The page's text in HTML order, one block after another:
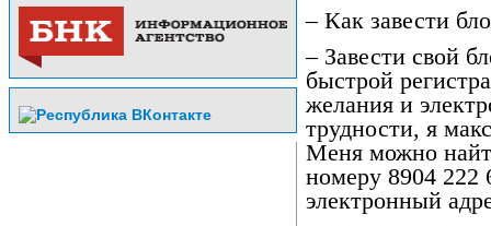
– Как завести
– Завести свой
быстрой
желания и
трудности, я
Меня можно
номеру 8904 222
электронный